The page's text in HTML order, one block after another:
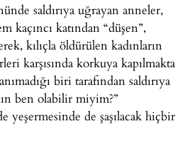
saldırıya uğrayan anneler,
kaçıncı katından “düşen”,
kılıçla öldürülen kadınların
karşısında korkuya kapılmakta
biri tarafından saldırıya
ben olabilir miyim?”
yeşermesinde de şaşılacak hiçbir